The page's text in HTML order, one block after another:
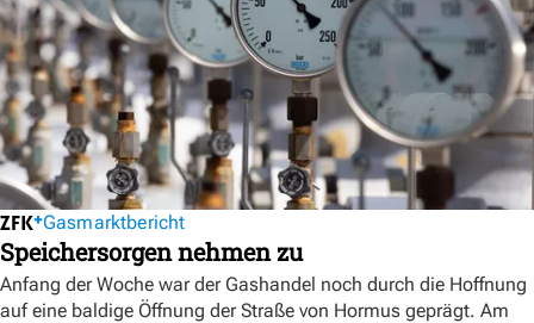
Gasmarktbericht
Speichersorgen nehmen zu
Anfang der Woche war der Gashandel noch durch die Hoffnung
auf eine baldige Öffnung der Straße von Hormus geprägt. Am